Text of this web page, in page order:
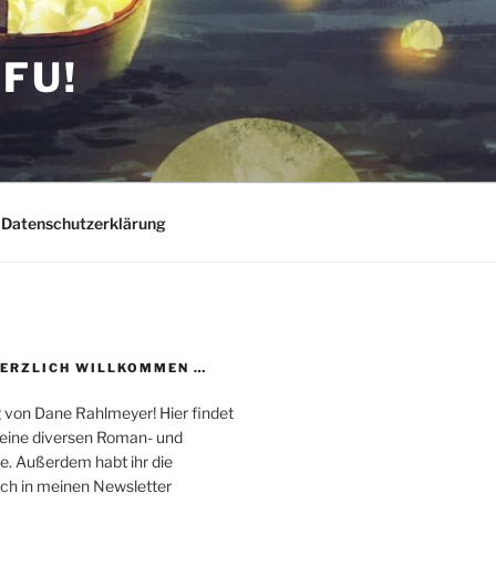
Datenschutzerklärung
WILLKOMMEN …
Dane Rahlmeyer! Hier findet
diversen Roman- und
Außerdem habt ihr die
in meinen Newsletter